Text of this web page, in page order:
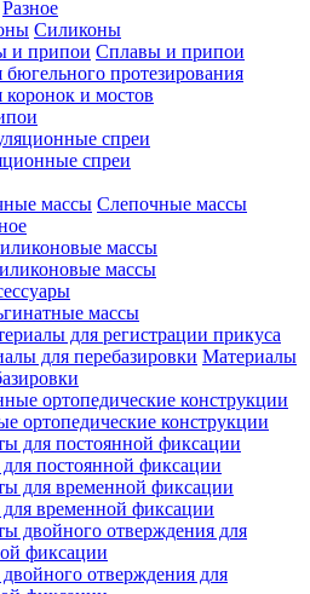
Разное
Силиконы
Сплавы и припои
бюгельного протезирования
коронок и мостов
спреи
Слепочные массы
массы
массы
массы
для регистрации прикуса
Материалы
ортопедические конструкции
постоянной фиксации
временной фиксации
отверждения для